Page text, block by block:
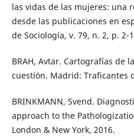
las vidas de las mujeres: una
desde las publicaciones en
de Sociología, v. 79, n. 2, p. 2-
BRAH, Avtar. Cartografías de
cuestión. Madrid: Traficantes
BRINKMANN, Svend.
approach to the
London & New York, 2016.